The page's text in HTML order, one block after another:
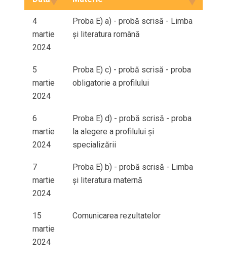
4
martie
2024
Proba E) a) - probă scrisă - Limba
și literatura română
5
martie
2024
Proba E) c) - probă scrisă - proba
obligatorie a profilului
6
martie
2024
Proba E) d) - probă scrisă - proba
la alegere a profilului și
specializării
7
martie
2024
Proba E) b) - probă scrisă - Limba
și literatura maternă
15
martie
2024
Comunicarea rezultatelor